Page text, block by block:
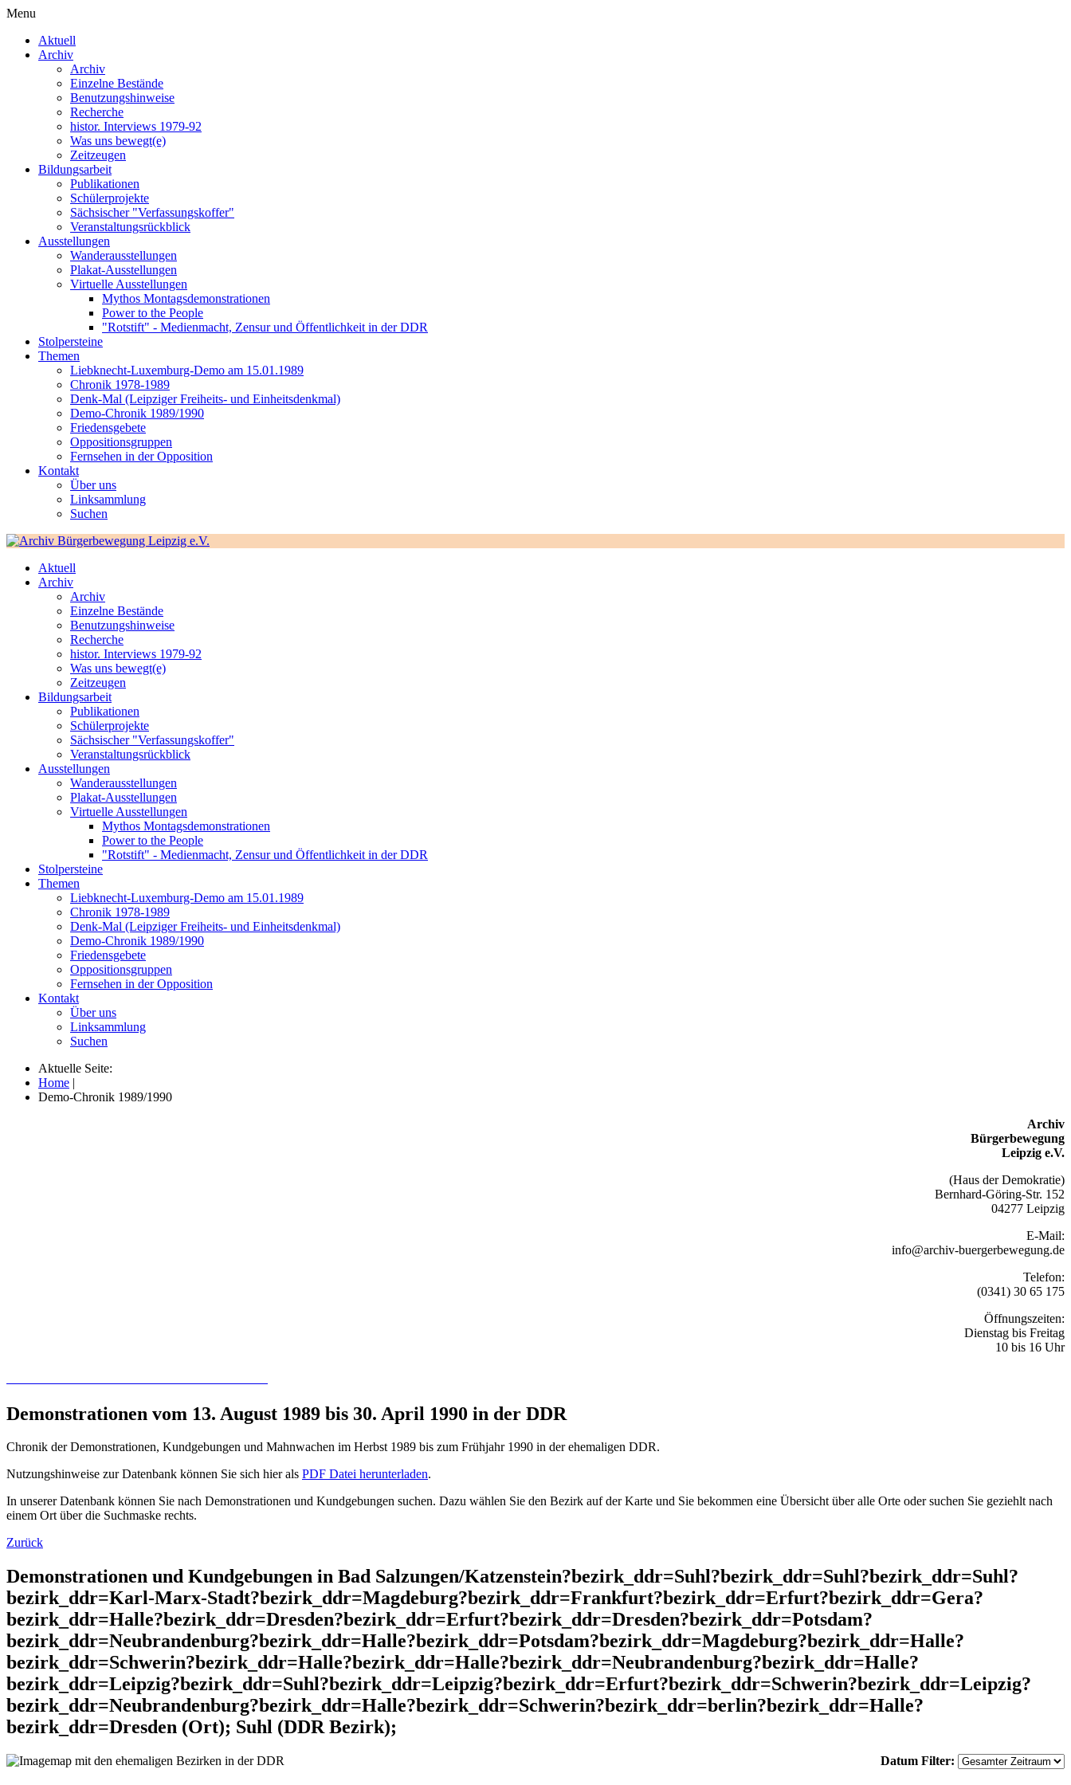
Menu
Aktuell
Archiv
Archiv
Einzelne Bestände
Benutzungshinweise
Recherche
histor. Interviews 1979-92
Was uns bewegt(e)
Zeitzeugen
Bildungsarbeit
Publikationen
Schülerprojekte
Sächsischer "Verfassungskoffer"
Veranstaltungsrückblick
Ausstellungen
Wanderausstellungen
Plakat-Ausstellungen
Virtuelle Ausstellungen
Mythos Montagsdemonstrationen
Power to the People
"Rotstift" - Medienmacht, Zensur und Öffentlichkeit in der DDR
Stolpersteine
Themen
Liebknecht-Luxemburg-Demo am 15.01.1989
Chronik 1978-1989
Denk-Mal (Leipziger Freiheits- und Einheitsdenkmal)
Demo-Chronik 1989/1990
Friedensgebete
Oppositionsgruppen
Fernsehen in der Opposition
Kontakt
Über uns
Linksammlung
Suchen
Aktuell
Archiv
Archiv
Einzelne Bestände
Benutzungshinweise
Recherche
histor. Interviews 1979-92
Was uns bewegt(e)
Zeitzeugen
Bildungsarbeit
Publikationen
Schülerprojekte
Sächsischer "Verfassungskoffer"
Veranstaltungsrückblick
Ausstellungen
Wanderausstellungen
Plakat-Ausstellungen
Virtuelle Ausstellungen
Mythos Montagsdemonstrationen
Power to the People
"Rotstift" - Medienmacht, Zensur und Öffentlichkeit in der DDR
Stolpersteine
Themen
Liebknecht-Luxemburg-Demo am 15.01.1989
Chronik 1978-1989
Denk-Mal (Leipziger Freiheits- und Einheitsdenkmal)
Demo-Chronik 1989/1990
Friedensgebete
Oppositionsgruppen
Fernsehen in der Opposition
Kontakt
Über uns
Linksammlung
Suchen
Aktuelle Seite:
Home |
Demo-Chronik 1989/1990
Archiv
Bürgerbewegung
Leipzig e.V.
(Haus der Demokratie)
Bernhard-Göring-Str. 152
04277 Leipzig
E-Mail:
info@archiv-buergerbewegung.de
Telefon:
(0341) 30 65 175
Öffnungszeiten:
Dienstag bis Freitag
10 bis 16 Uhr
Demonstrationen vom 13. August 1989 bis 30. April 1990 in der DDR
Chronik der Demonstrationen, Kundgebungen und Mahnwachen im Herbst 1989 bis zum Frühjahr 1990 in der ehemaligen DDR.
Nutzungshinweise zur Datenbank können Sie sich hier als PDF Datei herunterladen.
In unserer Datenbank können Sie nach Demonstrationen und Kundgebungen suchen. Dazu wählen Sie den Bezirk auf der Karte und Sie bekommen eine Übersicht über alle Orte oder suchen Sie geziehlt nach
einem Ort über die Suchmaske rechts.
Zurück
Demonstrationen und Kundgebungen in Bad Salzungen/Katzenstein?bezirk_ddr=Suhl?bezirk_ddr=Suhl?bezirk_ddr=Suhl?
bezirk_ddr=Karl-Marx-Stadt?bezirk_ddr=Magdeburg?bezirk_ddr=Frankfurt?bezirk_ddr=Erfurt?bezirk_ddr=Gera?
bezirk_ddr=Halle?bezirk_ddr=Dresden?bezirk_ddr=Erfurt?bezirk_ddr=Dresden?bezirk_ddr=Potsdam?
bezirk_ddr=Neubrandenburg?bezirk_ddr=Halle?bezirk_ddr=Potsdam?bezirk_ddr=Magdeburg?bezirk_ddr=Halle?
bezirk_ddr=Schwerin?bezirk_ddr=Halle?bezirk_ddr=Halle?bezirk_ddr=Neubrandenburg?bezirk_ddr=Halle?
bezirk_ddr=Leipzig?bezirk_ddr=Suhl?bezirk_ddr=Leipzig?bezirk_ddr=Erfurt?bezirk_ddr=Schwerin?bezirk_ddr=Leipzig?
bezirk_ddr=Neubrandenburg?bezirk_ddr=Halle?bezirk_ddr=Schwerin?bezirk_ddr=berlin?bezirk_ddr=Halle?
bezirk_ddr=Dresden (Ort); Suhl (DDR Bezirk);
Datum Filter: